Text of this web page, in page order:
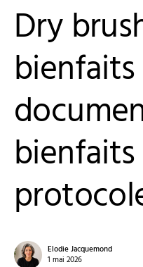
Dry
bienfaits
Elodie Jacquemond
1 mai 2026